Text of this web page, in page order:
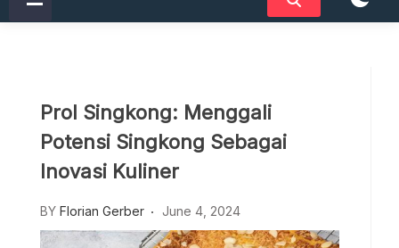
Prol Singkong: Menggali
Potensi Singkong Sebagai
Inovasi Kuliner
BY Florian Gerber June 4, 2024